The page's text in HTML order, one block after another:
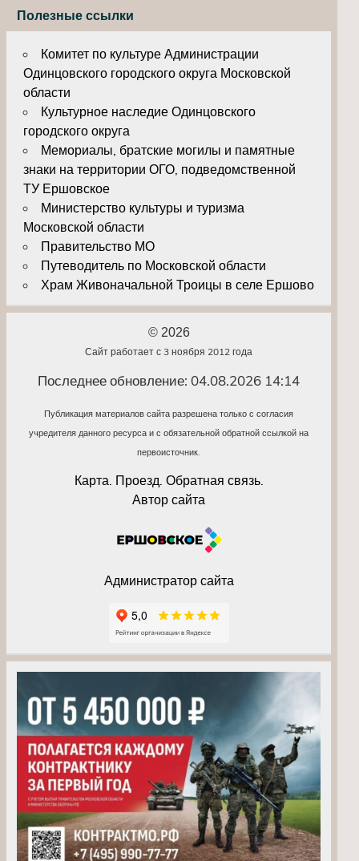
Полезные ссылки
Комитет по культуре Администрации
Одинцовского городского округа Московской
области
Культурное наследие Одинцовского
городского округа
Мемориалы, братские могилы и памятные
знаки на территории ОГО, подведомственной
ТУ Ершовское
Министерство культуры и туризма
Московской области
Правительство МО
Путеводитель по Московской области
Храм Живоначальной Троицы в селе Ершово
© 2026
Сайт работает с 3 ноября 2012 года
Последнее обновление: 04.08.2026 14:14
Публикация материалов сайта разрешена только с согласия
учредителя данного ресурса и с обязательной обратной ссылкой на
первоисточник.
Карта. Проезд. Обратная связь.
Автор сайта
Администратор сайта